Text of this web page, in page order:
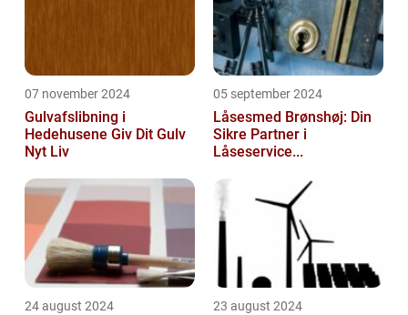
07 november 2024
Gulvafslibning i
Hedehusene Giv Dit Gulv
Nyt Liv
05 september 2024
Låsesmed Brønshøj: Din
Sikre Partner i
Låseservice...
24 august 2024 23 august 2024